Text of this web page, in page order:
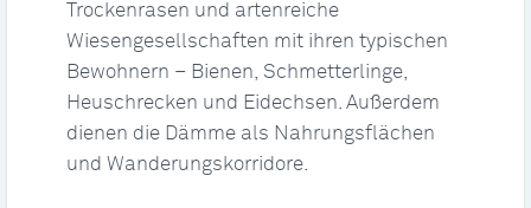
Trockenrasen und artenreiche
Wiesengesellschaften mit ihren typischen
Bewohnern – Bienen, Schmetterlinge,
Heuschrecken und Eidechsen. Außerdem
dienen die Dämme als Nahrungsflächen
und Wanderungskorridore.